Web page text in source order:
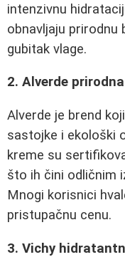
intenzivnu
obnavljaju prirodnu
gubitak vlage.
2. Alverde
Alverde je brend
sastojke i ekološki
kreme su
što ih čini odličnim
Mnogi korisnici
pristupačnu cenu.
3. Vichy